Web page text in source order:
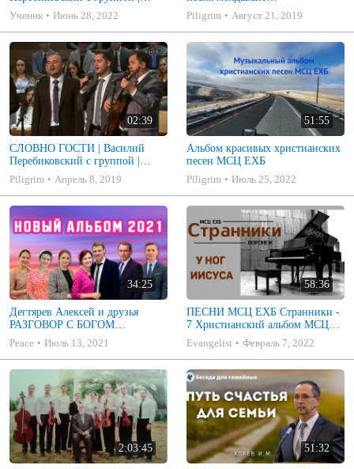
Молодежное общение 2018
Ученик Июнь 28, 2022
г.Перебиковского
Piligrim Август 21, 2019
02:39
СЛОВНО ГОСТИ | Василий
Перебиковский с группой |
Молодежное общение 2018
Piligrim Апрель 8, 2019
51:55
Альбом красивых христианских
песен МСЦ ЕХБ
Piligrim
Июль 25, 2022
34:25
Дегтярев Алексей и друзья
РАЗГОВОР С БОГОМ
Христианские песни МСЦ ЕХБ
2021 (7я)
Peace Июль 13, 2021
58:36
ПЕСНИ МСЦ ЕХБ Странники -
7 Христианский альбом МСЦ
ЕХБ
Evangelist Февраль 7, 2022
2:03:45 51:32